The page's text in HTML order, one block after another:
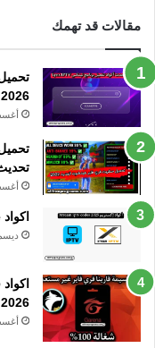
مقالات قد تهمك
2026
أغسطس
تحديث
أغسطس
اكواد xtream iptv code لمدة سنة 2026 مجانا
ديسمبر
2026 (شغالة 100%)